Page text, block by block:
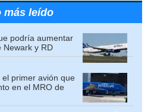
más leído
podría aumentar
Newark y RD
el primer avión que
en el MRO de